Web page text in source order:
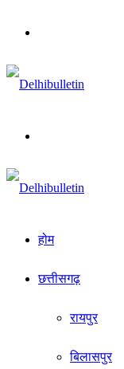
होम
छत्तीसगढ़
रायपुर
बिलासपुर